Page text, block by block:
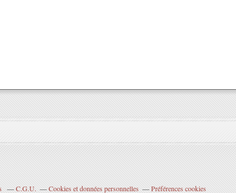
C.G.U. Cookies et données personnelles Préférences cookies